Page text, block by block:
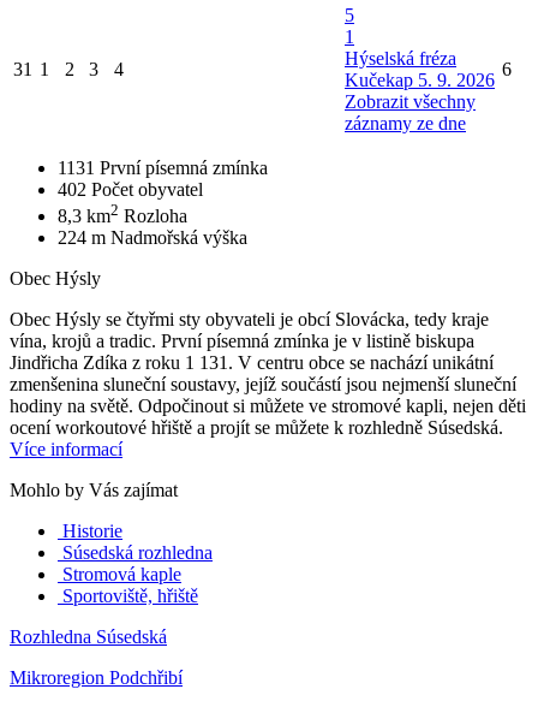
31 1 2 3 4
5
1
Hýselská fréza
Kučekap 5. 9. 2026
Zobrazit všechny
záznamy ze dne
6
1131 První písemná zmínka
402 Počet obyvatel
8,3 km2 Rozloha
224 m Nadmořská výška
Obec Hýsly
Obec Hýsly se čtyřmi sty obyvateli je obcí Slovácka, tedy kraje
vína, krojů a tradic. První písemná zmínka je v listině biskupa
Jindřicha Zdíka z roku 1 131. V centru obce se nachází unikátní
zmenšenina sluneční soustavy, jejíž součástí jsou nejmenší sluneční
hodiny na světě. Odpočinout si můžete ve stromové kapli, nejen děti
ocení workoutové hřiště a projít se můžete k rozhledně Súsedská.
Více informací
Mohlo by Vás zajímat
Historie
Súsedská rozhledna
Stromová kaple
Sportoviště, hřiště
Rozhledna Súsedská
Mikroregion Podchřibí